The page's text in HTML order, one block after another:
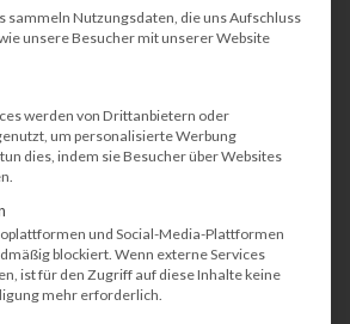
Updates und Wartung.
dafür, dass Ihre
gewährleistet
sammeln Nutzungsdaten, die uns Aufschluss
unsere Besucher mit unserer Website
werden von Drittanbietern oder
um personalisierte Werbung
dies, indem sie Besucher über Websites
und Social-Media-Plattformen
blockiert. Wenn externe Services
ist für den Zugriff auf diese Inhalte keine
mehr erforderlich.